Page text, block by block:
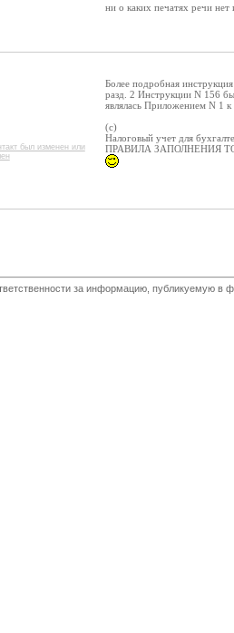
ни о каких печатях речи
был изменен или
Более подробная
разд. 2 Инструкции N 156
являлась Приложением N 1
(c)
Налоговый учет для
ПРАВИЛА ЗАПОЛНЕНИЯ
за информацию, публикуемую